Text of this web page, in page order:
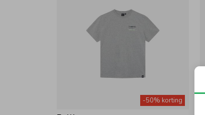
-50% korting